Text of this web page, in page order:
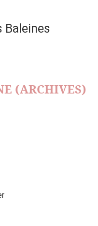
Baleines
(ARCHIVES)